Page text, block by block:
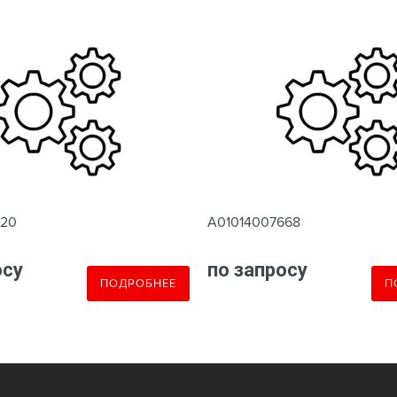
ПОДРОБНЕЕ
A01014007668
по запросу